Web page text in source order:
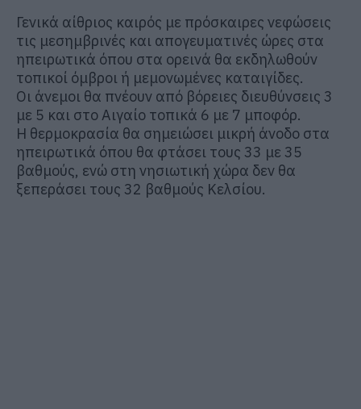
Γενικά αίθριος καιρός με πρόσκαιρες νεφώσεις
τις μεσημβρινές και απογευματινές ώρες στα
ηπειρωτικά όπου στα ορεινά θα εκδηλωθούν
τοπικοί όμβροι ή μεμονωμένες καταιγίδες.
Οι άνεμοι θα πνέουν από βόρειες διευθύνσεις 3
με 5 και στο Αιγαίο τοπικά 6 με 7 μποφόρ.
Η θερμοκρασία θα σημειώσει μικρή άνοδο στα
ηπειρωτικά όπου θα φτάσει τους 33 με 35
βαθμούς, ενώ στη νησιωτική χώρα δεν θα
ξεπεράσει τους 32 βαθμούς Κελσίου.